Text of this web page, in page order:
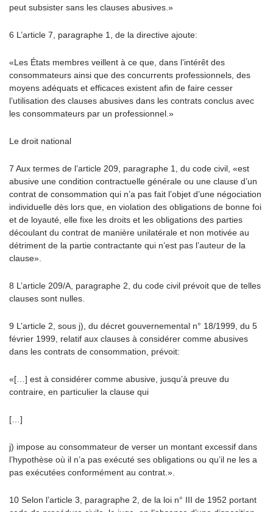
peut subsister sans les clauses abusives.»
6 L’article 7, paragraphe 1, de la directive ajoute:
«Les États membres veillent à ce que, dans l’intérêt des
consommateurs ainsi que des concurrents professionnels, des
moyens adéquats et efficaces existent afin de faire cesser
l’utilisation des clauses abusives dans les contrats conclus avec
les consommateurs par un professionnel.»
Le droit national
7 Aux termes de l’article 209, paragraphe 1, du code civil, «est
abusive une condition contractuelle générale ou une clause d’un
contrat de consommation qui n’a pas fait l’objet d’une négociation
individuelle dès lors que, en violation des obligations de bonne foi
et de loyauté, elle fixe les droits et les obligations des parties
découlant du contrat de manière unilatérale et non motivée au
détriment de la partie contractante qui n’est pas l’auteur de la
clause».
8 L’article 209/A, paragraphe 2, du code civil prévoit que de telles
clauses sont nulles.
9 L’article 2, sous j), du décret gouvernemental n° 18/1999, du 5
février 1999, relatif aux clauses à considérer comme abusives
dans les contrats de consommation, prévoit:
«[…] est à considérer comme abusive, jusqu’à preuve du
contraire, en particulier la clause qui
[…]
j) impose au consommateur de verser un montant excessif dans
l’hypothèse où il n’a pas exécuté ses obligations ou qu’il ne les a
pas exécutées conformément au contrat.».
10 Selon l’article 3, paragraphe 2, de la loi n° III de 1952 portant